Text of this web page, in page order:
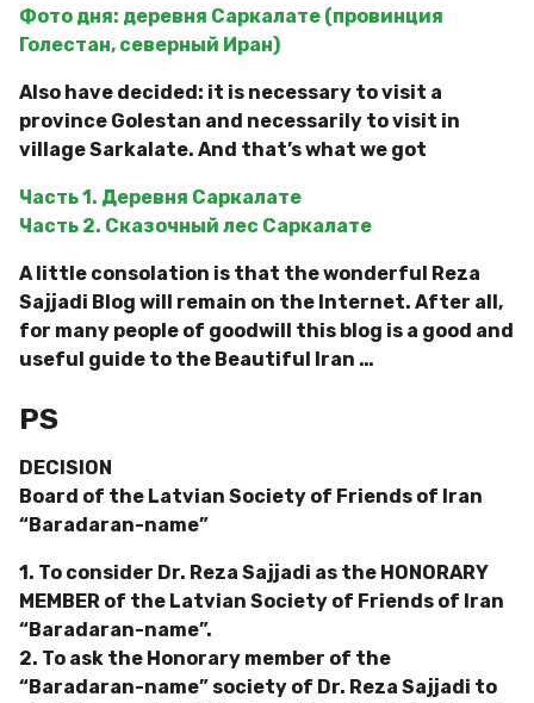
Фото дня: деревня Саркалате (провинция
Голестан, северный Иран)
Also have decided: it is necessary to visit a
province Golestan and necessarily to visit in
village Sarkalate. And that’s what we got
Часть 1. Деревня Саркалате
Часть 2. Сказочный лес Саркалате
A little consolation is that the wonderful Reza
Sajjadi Blog will remain on the Internet. After all,
for many people of goodwill this blog is a good and
useful guide to the Beautiful Iran …
PS
DECISION
Board of the Latvian Society of Friends of Iran
“Baradaran-name”
1. To consider Dr. Reza Sajjadi as the HONORARY
MEMBER of the Latvian Society of Friends of Iran
“Baradaran-name”.
2. To ask the Honorary member of the
“Baradaran-name” society of Dr. Reza Sajjadi to